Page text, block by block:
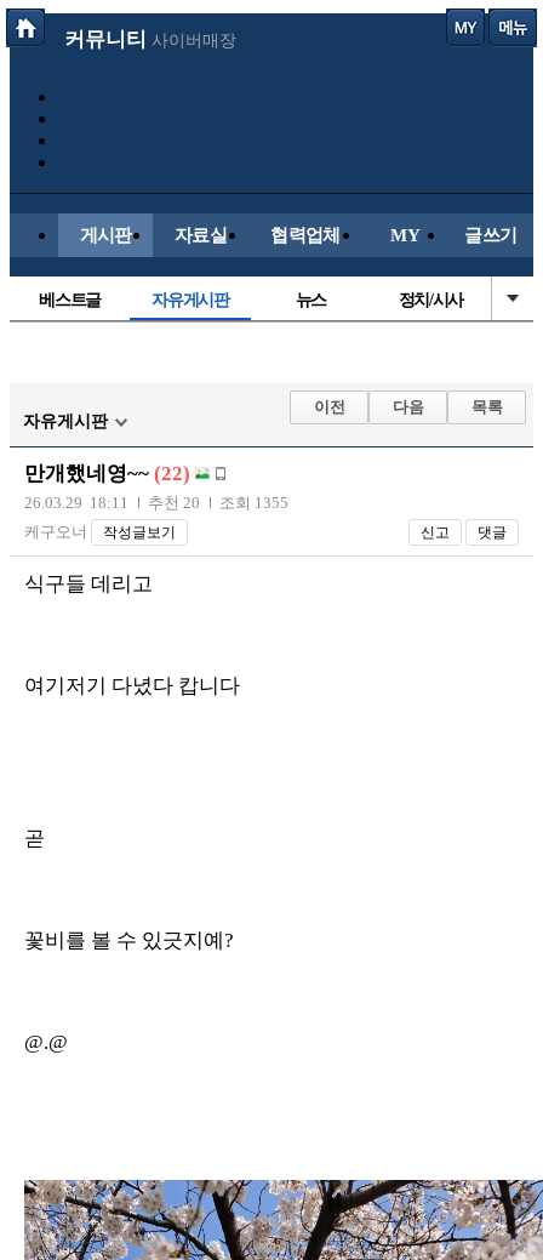
커뮤니티 사이버매장
게시판 자료실 협력업체 MY 글쓰기
베스트글 자유게시판 뉴스 정치/시사
해외축구
국내축구
자유게시판
이전 다음 목록
만개했네영~~ (22)
26.03.29 18:11 추천 20
조회 1355
케구오너
작성글보기 신고 댓글
식구들 데리고
여기저기 다녔다 캅니다
곧
꽃비를 볼 수 있긋지예?
@.@